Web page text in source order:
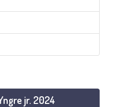
jr. 2024